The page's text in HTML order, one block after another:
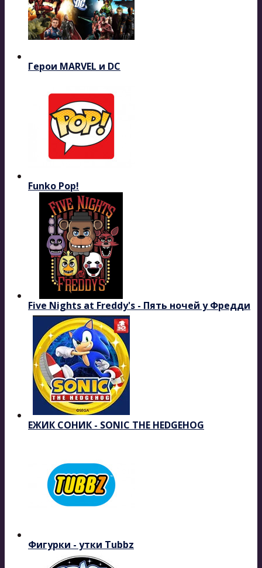
Герои MARVEL и DC
Funko Pop!
Five Nights at Freddy's - Пять ночей у Фредди
ЕЖИК СОНИК - SONIC THE HEDGEHOG
Фигурки - утки Tubbz